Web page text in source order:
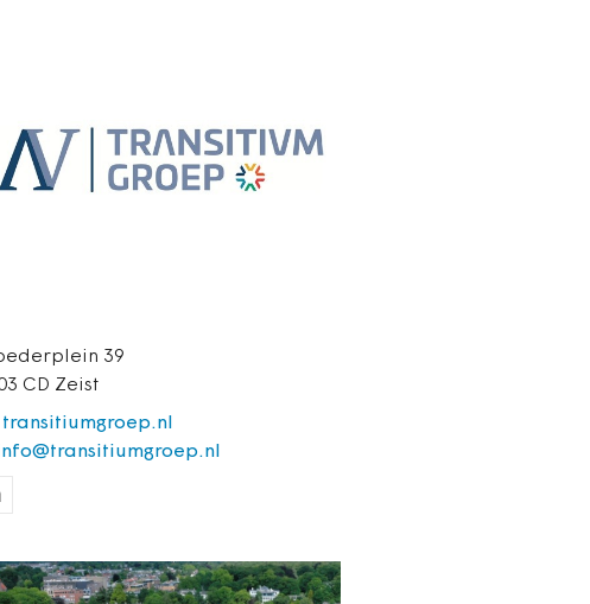
39
CD Zeist
transitiumgroep.nl